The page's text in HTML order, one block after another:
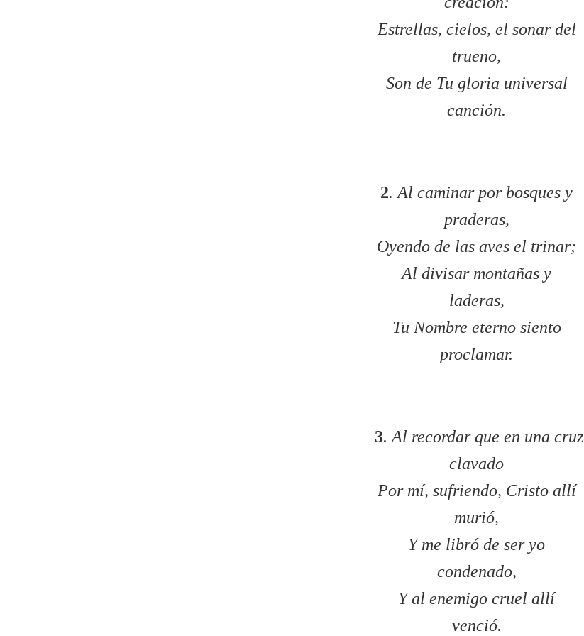
Estrellas, cielos, el sonar del
trueno,
Son de Tu gloria universal
canción.
2. Al caminar por bosques y
praderas,
Oyendo de las aves el trinar;
Al divisar montañas y
laderas,
Tu Nombre eterno siento
proclamar.
3. Al recordar que en una cruz
clavado
Por mí, sufriendo, Cristo allí
murió,
Y me libró de ser yo
condenado,
Y al enemigo cruel allí
venció.